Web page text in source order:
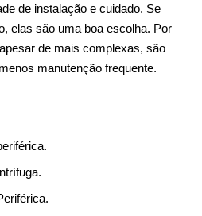
de instalação e cuidado. Se
elas são uma boa escolha. Por
de mais complexas, são
manutenção frequente.